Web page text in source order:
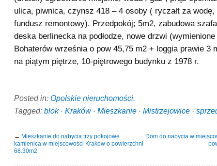
ulica, piwnica, czynsz 418 – 4 osoby ( ryczałt za
fundusz remontowy). Przedpokój; 5m2, zabudowa
deska berlinecka na podłodze, nowe drzwi
Bohaterów września o pow 45,75 m2 + loggia prawie 3
na piątym piętrze, 10-piętrowego budynku z 1978 r.
Posted in: Opolskie nieruchomości.
Tagged: blok· Kraków· Mieszkanie · Mistrzejowice ·
← Mieszkanie do nabycia trzy pokojowe
kamienica w miejscowości Kraków o powierzchni
68.30m2
Dom do nabycia w